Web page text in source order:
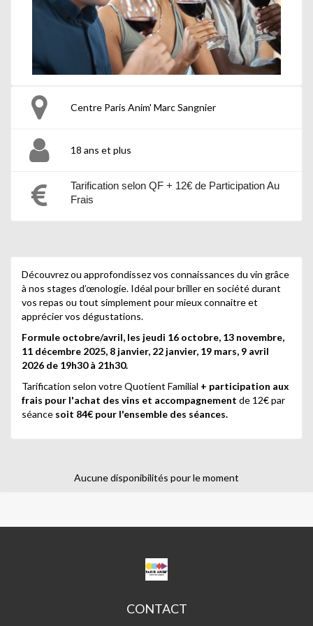
Centre Paris Anim' Marc Sangnier
18 ans et plus
Tarification selon QF + 12€ de Participation Au
Frais
Découvrez ou approfondissez vos connaissances du vin grâce
à nos stages d’œnologie. Idéal pour briller en société durant
vos repas ou tout simplement pour mieux connaitre et
apprécier vos dégustations.
Formule octobre/avril, les jeudi 16 octobre, 13 novembre,
11 décembre 2025, 8 janvier, 22 janvier, 19 mars, 9 avril
2026 de 19h30 à 21h30.
Tarification selon votre Quotient Familial + participation aux
frais pour l'achat des vins et accompagnement de 12€ par
séance soit 84€ pour l'ensemble des séances.
Aucune disponibilités pour le moment
CPA
MARC
CONTACT